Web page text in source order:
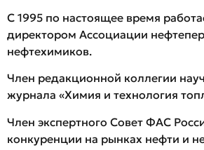
С 1995 по настоящее время
директором Ассоциации
нефтехимиков.
Член редакционной коллегии
журнала «Химия и технология
Член экспертного Совет ФАС
конкуренции на рынках нефти и